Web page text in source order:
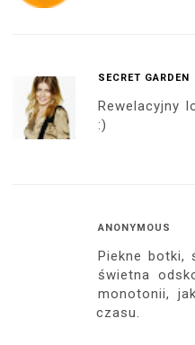
SECRET GARDEN
Rewelacyjny
:)
ANONYMOUS
Piekne botki,
świetna
monotonii,
czasu.